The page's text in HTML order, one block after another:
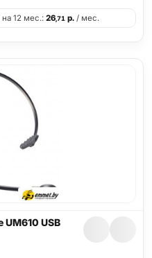
12 мес.: 26,71 р. / мес.
USB